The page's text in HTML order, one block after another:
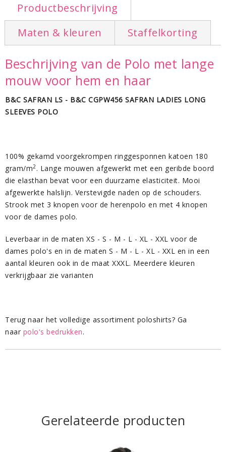
Productbeschrijving
Maten & kleuren
Staffelkorting
Beschrijving van de Polo met lange
mouw voor hem en haar
B&C SAFRAN LS - B&C CGPW456 SAFRAN LADIES LONG
SLEEVES POLO
100% gekamd voorgekrompen ringgesponnen katoen 180
gram/m2. Lange mouwen afgewerkt met een geribde boord
die elasthan bevat voor een duurzame elasticiteit. Mooi
afgewerkte halslijn. Verstevigde naden op de schouders.
Strook met 3 knopen voor de herenpolo en met 4 knopen
voor de dames polo.
Leverbaar in de maten XS - S - M - L - XL - XXL voor de
dames polo's en in de maten S - M - L - XL - XXL en in een
aantal kleuren ook in de maat XXXL. Meerdere kleuren
verkrijgbaar zie varianten
Terug naar het volledige assortiment poloshirts? Ga
naar polo's bedrukken.
Gerelateerde producten